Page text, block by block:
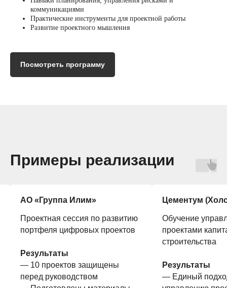
коммуникациями
Практические инструменты для проектной работы
Развитие проектного мышления
Посмотреть программу
Примеры реализации
АО «Группа Илим»
Проектная сессия по развитию
портфеля цифровых проектов
Результаты
— 10 проектов защищены
перед руководством
Цементум
Обучение
проектами
строительства
Результаты
— Единый подход